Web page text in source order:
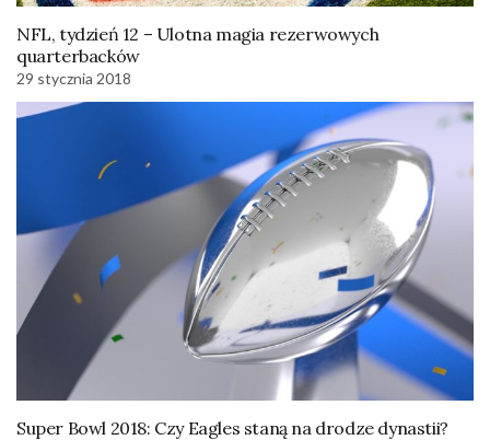
NFL, tydzień 12 – Ulotna magia rezerwowych
quarterbacków
29 stycznia 2018
Super Bowl 2018: Czy Eagles staną na drodze dynastii?